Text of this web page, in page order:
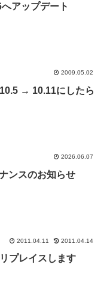
アップデート
2009.05.02
→ 10.11にしたら
2026.06.07
ンスのお知らせ
2011.04.11 2011.04.14
プレイスします